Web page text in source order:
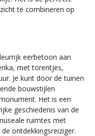
te combineren op
eerbetoon aan
met torentjes,
Je kunt door de tuinen
bouwstijlen
Het is een
geschiedenis van de
ruimtes met
ontdekkingsreiziger.